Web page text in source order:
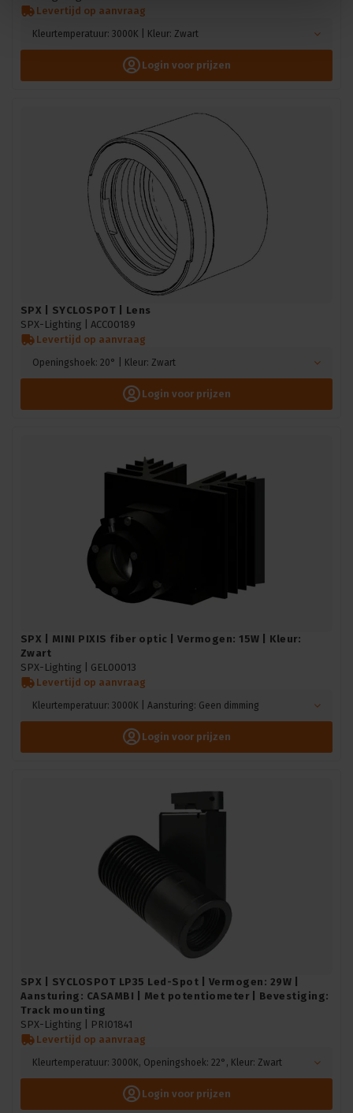
Levertijd op aanvraag
Kleurtemperatuur: 3000K | Kleur: Zwart
Login voor prijzen
SPX | SYCLOSPOT | Lens
SPX-Lighting | ACC00189
Levertijd op aanvraag
Openingshoek: 20° | Kleur: Zwart
Login voor prijzen
SPX | MINI PIXIS fiber optic | Vermogen: 15W | Kleur:
Zwart
SPX-Lighting | GEL00013
Levertijd op aanvraag
Kleurtemperatuur: 3000K | Aansturing: Geen dimming
Login voor prijzen
SPX | SYCLOSPOT LP35 Led-Spot | Vermogen: 29W |
Aansturing: CASAMBI | Met potentiometer | Bevestiging:
Track mounting
SPX-Lighting |
PRI01841
Levertijd op aanvraag
Kleurtemperatuur: 3000K, Openingshoek: 22°, Kleur: Zwart
Login voor prijzen